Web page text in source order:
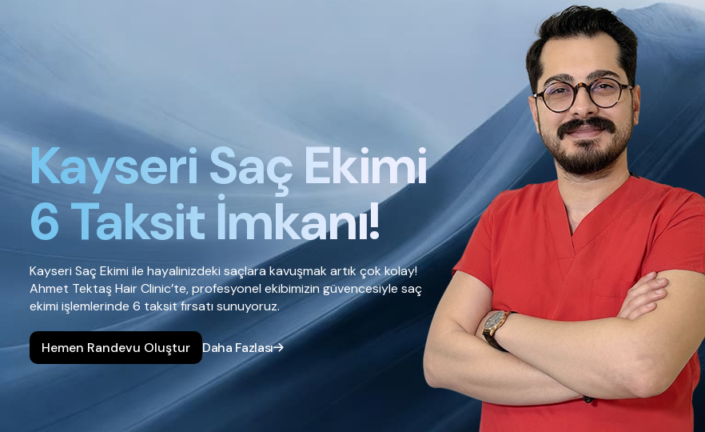
KayseriSaç Ekimi
6 Taksit İmkanı!
Kayseri Saç Ekimi ile hayalinizdeki saçlara kavuşmak artık çok kolay!
Ahmet Tektaş Hair Clinic’te, profesyonel ekibimizin güvencesiyle saç
ekimi işlemlerinde 6 taksit fırsatı sunuyoruz.
Hemen Randevu Oluştur Daha Fazlası